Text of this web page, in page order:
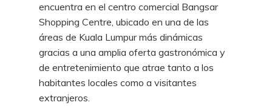
encuentra en el centro comercial Bangsar
Shopping Centre, ubicado en una de las
áreas de Kuala Lumpur más dinámicas
gracias a una amplia oferta gastronómica y
de entretenimiento que atrae tanto a los
habitantes locales como a visitantes
extranjeros.